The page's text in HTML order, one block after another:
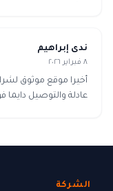
ندى إبراهيم
٨ فبراير ٢٠٢٦
أخيرا موقع موثوق
عادلة والتوصيل دايما
الشركة